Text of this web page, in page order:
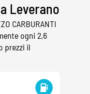
a Leverano
CARBURANTI
ogni 2,6
prezzi il